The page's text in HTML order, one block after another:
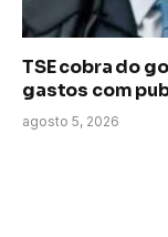
TSE cobra do
gastos com
agosto 5, 2026